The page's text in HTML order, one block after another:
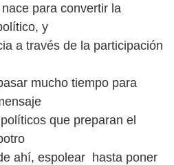
para convertir la
y
a través de la participación
mucho tiempo para
que preparan el
ahí, espolear hasta poner